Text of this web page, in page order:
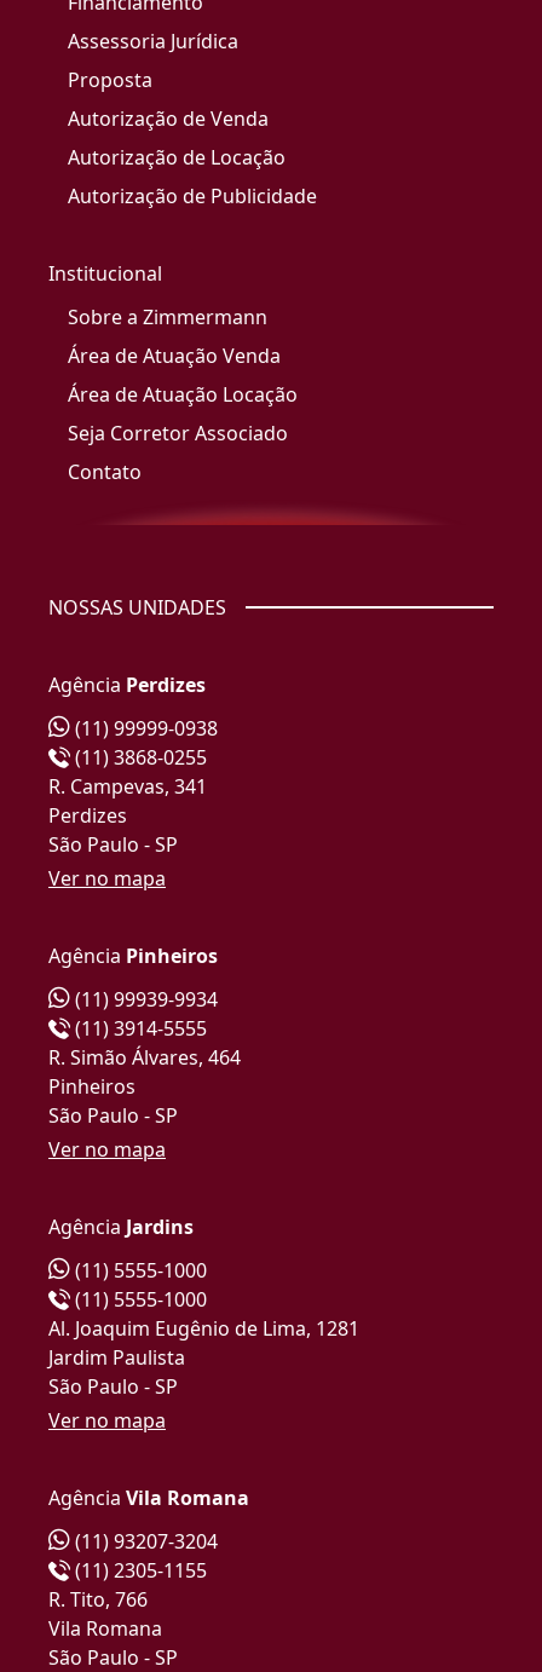
Assessoria Jurídica
Proposta
Autorização de Venda
Autorização de Locação
Autorização de Publicidade
Institucional
Sobre a Zimmermann
Área de Atuação Venda
Área de Atuação Locação
Seja Corretor Associado
Contato
NOSSAS UNIDADES
Agência Perdizes
(11) 99999-0938
(11) 3868-0255
R. Campevas, 341
Perdizes
São Paulo - SP
Ver no mapa
Agência Pinheiros
(11) 99939-9934
(11) 3914-5555
R. Simão Álvares, 464
Pinheiros
São Paulo - SP
Ver no mapa
Agência Jardins
(11) 5555-1000
(11) 5555-1000
Al. Joaquim Eugênio de Lima, 1281
Jardim Paulista
São Paulo - SP
Ver no mapa
Agência Vila Romana
(11) 93207-3204
(11) 2305-1155
R. Tito, 766
Vila Romana
São Paulo - SP